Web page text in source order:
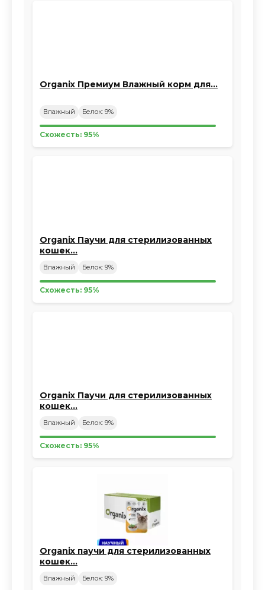
Organix Премиум Влажный корм для…
Влажный Белок: 9%
Схожесть: 95%
Organix Паучи для стерилизованных
кошек…
Влажный Белок: 9%
Схожесть: 95%
Organix Паучи для стерилизованных
кошек…
Влажный Белок: 9%
Схожесть: 95%
Organix паучи для стерилизованных
кошек…
Влажный Белок: 9%